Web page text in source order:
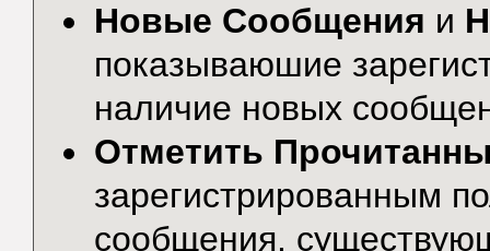
Новые Сообщения и
показываюшие
наличие новых
Отметить
зарегистрированным
сообщения,